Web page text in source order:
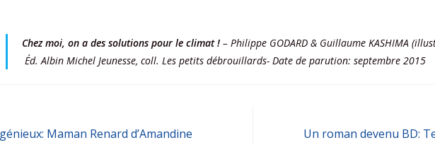
Chez moi, on a des solutions pour le climat ! – Philippe GODARD & Guillaume KASHIMA
Éd. Albin Michel Jeunesse, coll. Les petits débrouillards- Date de parution: septembre 2015
Maman Renard d’Amandine
Un roman devenu BD: